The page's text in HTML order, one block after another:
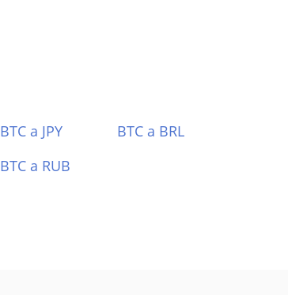
BTC a JPY
BTC a BRL
BTC a RUB